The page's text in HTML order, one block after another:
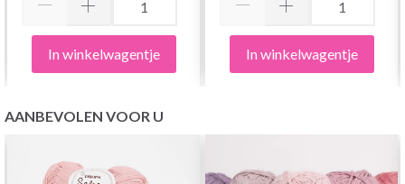
In winkelwagentje In winkelwagentje
AANBEVOLEN VOOR U